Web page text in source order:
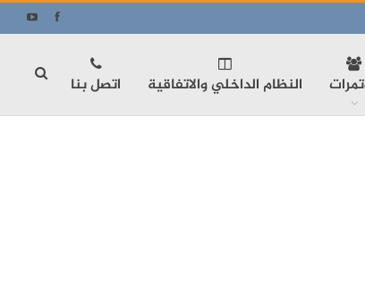
النظام الداخلي والاتفاقية اتصل بنا